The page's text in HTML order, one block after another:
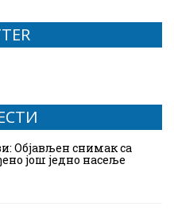
Објављен снимак са
још једно насеље